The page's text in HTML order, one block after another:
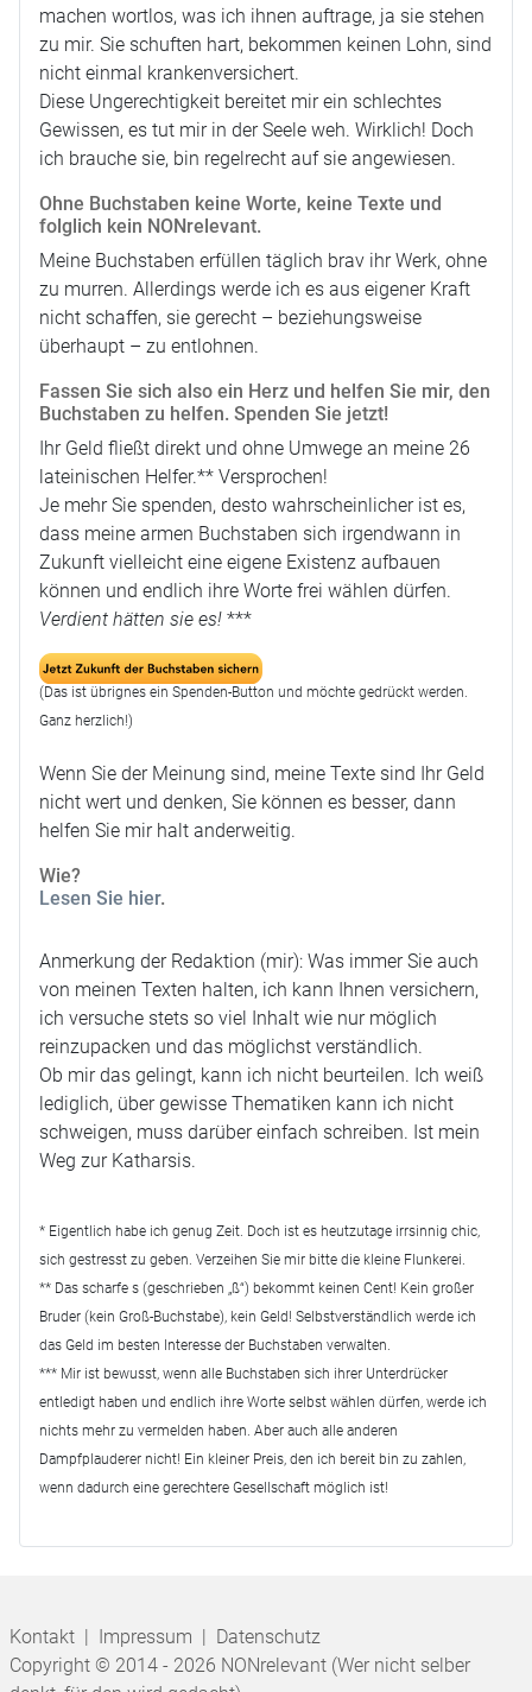
machen wortlos, was ich ihnen auftrage, ja sie stehen
zu mir. Sie schuften hart, bekommen keinen Lohn, sind
nicht einmal krankenversichert.
Diese Ungerechtigkeit bereitet mir ein schlechtes
Gewissen, es tut mir in der Seele weh. Wirklich! Doch
ich brauche sie, bin regelrecht auf sie angewiesen.
Ohne Buchstaben keine Worte, keine Texte und
folglich kein NONrelevant.
Meine Buchstaben erfüllen täglich brav ihr Werk, ohne
zu murren. Allerdings werde ich es aus eigener Kraft
nicht schaffen, sie gerecht – beziehungsweise
überhaupt – zu entlohnen.
Fassen Sie sich also ein Herz und helfen Sie mir, den
Buchstaben zu helfen. Spenden Sie jetzt!
Ihr Geld fließt direkt und ohne Umwege an meine 26
lateinischen Helfer.** Versprochen!
Je mehr Sie spenden, desto wahrscheinlicher ist es,
dass meine armen Buchstaben sich irgendwann in
Zukunft vielleicht eine eigene Existenz aufbauen
können und endlich ihre Worte frei wählen dürfen.
Verdient hätten sie es! ***
(Das ist übrignes ein Spenden-Button und möchte gedrückt werden.
Ganz herzlich!)
Wenn Sie der Meinung sind, meine Texte sind Ihr Geld
nicht wert und denken, Sie können es besser, dann
helfen Sie mir halt anderweitig.
Wie?
Lesen Sie hier.
Anmerkung der Redaktion (mir): Was immer Sie auch
von meinen Texten halten, ich kann Ihnen versichern,
ich versuche stets so viel Inhalt wie nur möglich
reinzupacken und das möglichst verständlich.
Ob mir das gelingt, kann ich nicht beurteilen. Ich weiß
lediglich, über gewisse Thematiken kann ich nicht
schweigen, muss darüber einfach schreiben. Ist mein
Weg zur Katharsis.
* Eigentlich habe ich genug Zeit. Doch ist es heutzutage irrsinnig chic,
sich gestresst zu geben. Verzeihen Sie mir bitte die kleine Flunkerei.
** Das scharfe s (geschrieben „ß“) bekommt keinen Cent! Kein großer
Bruder (kein Groß-Buchstabe), kein Geld! Selbstverständlich werde ich
das Geld im besten Interesse der Buchstaben verwalten.
*** Mir ist bewusst, wenn alle Buchstaben sich ihrer Unterdrücker
entledigt haben und endlich ihre Worte selbst wählen dürfen, werde ich
nichts mehr zu vermelden haben. Aber auch alle anderen
Dampfplauderer nicht! Ein kleiner Preis, den ich bereit bin zu zahlen,
wenn dadurch eine gerechtere Gesellschaft möglich ist!
Kontakt | Impressum | Datenschutz
Copyright © 2014 - 2026 NONrelevant (Wer nicht selber